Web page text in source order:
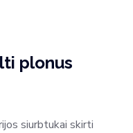
plonus
siurbtukai skirti